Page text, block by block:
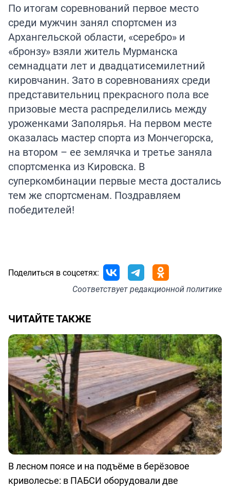
По итогам соревнований первое место
среди мужчин занял спортсмен из
Архангельской области, «серебро» и
«бронзу» взяли житель Мурманска
семнадцати лет и двадцатисемилетний
кировчанин. Зато в соревнованиях среди
представительниц прекрасного пола все
призовые места распределились между
уроженками Заполярья. На первом месте
оказалась мастер спорта из Мончегорска,
на втором – ее землячка и третье заняла
спортсменка из Кировска. В
суперкомбинации первые места достались
тем же спортсменам. Поздравляем
победителей!
Поделиться в соцсетях:
Соответствуетредакционной политике
ЧИТАЙТЕ ТАКЖЕ
В лесном поясе и на подъёме в берёзовое
криволесье: в ПАБСИ оборудовали две